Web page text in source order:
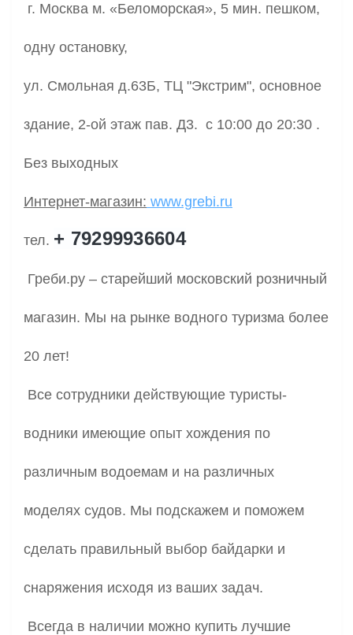
г. Москва м. «Беломорская», 5 мин. пешком,
одну остановку,
ул. Смольная д.63Б, ТЦ "Экстрим", основное
здание, 2-ой этаж пав. Д3. с 10:00 до 20:30 .
Без выходных
Интернет-магазин: www.grebi.ru
тел. + 79299936604
Греби.ру – старейший московский розничный
магазин. Мы на рынке водного туризма более
20 лет!
Все сотрудники действующие туристы-
водники имеющие опыт хождения по
различным водоемам и на различных
моделях судов. Мы подскажем и поможем
сделать правильный выбор байдарки и
снаряжения исходя из ваших задач.
Всегда в наличии можно купить лучшие